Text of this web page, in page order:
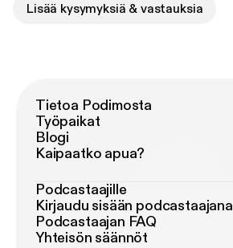
Lisää kysymyksiä & vastauksia
Tietoa Podimosta
Työpaikat
Blogi
Kaipaatko apua?
Podcastaajille
Kirjaudu sisään podcastaajana
Podcastaajan FAQ
Yhteisön säännöt